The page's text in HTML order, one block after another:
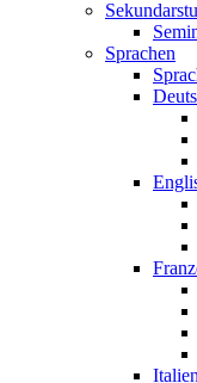
Sprachen